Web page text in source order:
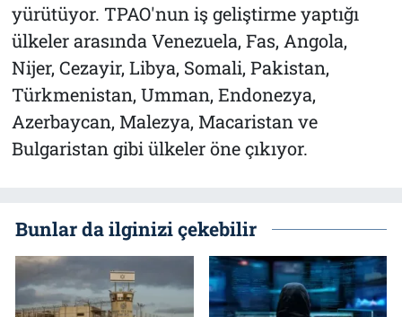
yürütüyor. TPAO'nun iş geliştirme yaptığı
ülkeler arasında Venezuela, Fas, Angola,
Nijer, Cezayir, Libya, Somali, Pakistan,
Türkmenistan, Umman, Endonezya,
Azerbaycan, Malezya, Macaristan ve
Bulgaristan gibi ülkeler öne çıkıyor.
Bunlar da ilginizi çekebilir